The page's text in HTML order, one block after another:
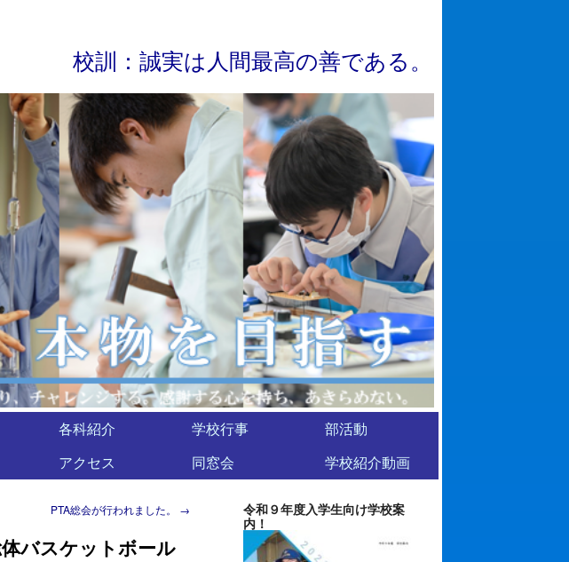
校訓 ： 誠実は 人 間最高の善であ る 。
各科紹介 学校行事
部活動
アクセス 同窓会 学校紹介動画
PTA総会が行われました。 →
バスケットボール
令和９年度入学生向け学校案
内！